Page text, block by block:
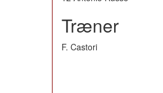
Træner
F. Castori